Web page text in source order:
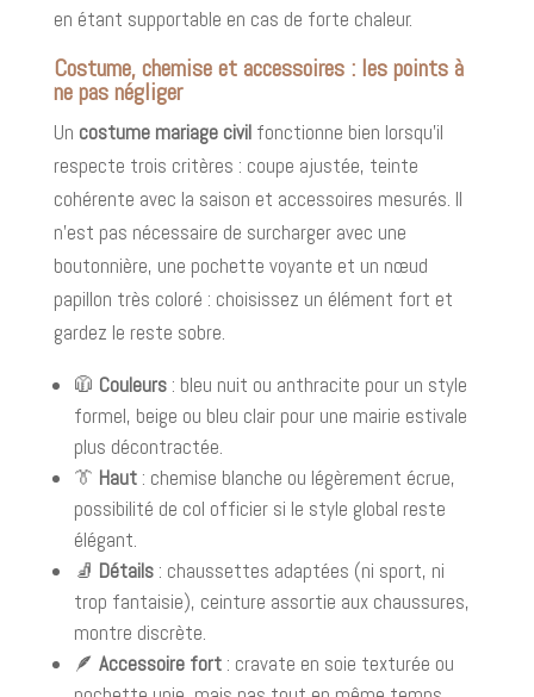
en étant supportable en cas de forte chaleur.
Costume, chemise et accessoires : les points à
ne pas négliger
Un costume mariage civilfonctionne bien lorsqu’il
respecte trois critères : coupe ajustée, teinte
cohérente avec la saison et accessoires mesurés. Il
n’est pas nécessaire de surcharger avec une
boutonnière, une pochette voyante et un nœud
papillon très coloré : choisissez un élément fort et
gardez le reste sobre.
🧥 Couleurs: bleu nuit ou anthracite pour un style
formel, beige ou bleu clair pour une mairie estivale
plus décontractée.
👔 Haut: chemise blanche ou légèrement écrue,
possibilité de col officier si le style global reste
élégant.
🧦 Détails: chaussettes adaptées (ni sport, ni
trop fantaisie), ceinture assortie aux chaussures,
montre discrète.
🪶 Accessoire fort: cravate en soie texturée ou